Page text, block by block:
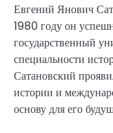
Евгений Янович
1980 году он
государственный
специальности
Сатановский
истории и
основу для его